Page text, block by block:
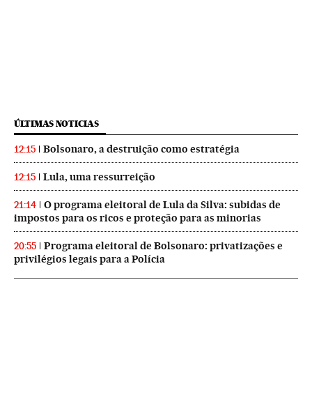
ÚLTIMAS NOTICIAS
12:15 Bolsonaro, a destruição como estratégia
12:15 Lula, uma ressurreição
21:14
O programa eleitoral de Lula da Silva: subidas de
impostos para os ricos e proteção para as minorias
20:55
Programa eleitoral de Bolsonaro: privatizações e
privilégios legais para a Polícia